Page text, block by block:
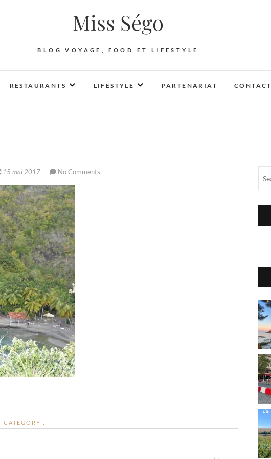
Miss Ségo
BLOG VOYAGE, FOOD ET LIFESTYLE
RESTAURANTS LIFESTYLE PARTENARIAT CONTACT
15 mai 2017 No Comments
CATEGORY :